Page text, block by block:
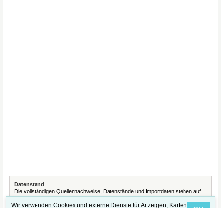
Datenstand
Die vollständigen Quellennachweise, Datenstände und Importdaten stehen auf
der SeiteQuellennachweise und Datenimporte.
Wir verwenden Cookies und externe Dienste für Anzeigen, Karten